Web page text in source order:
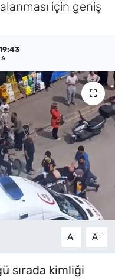
için geniş
A- A+
sırada kimliği